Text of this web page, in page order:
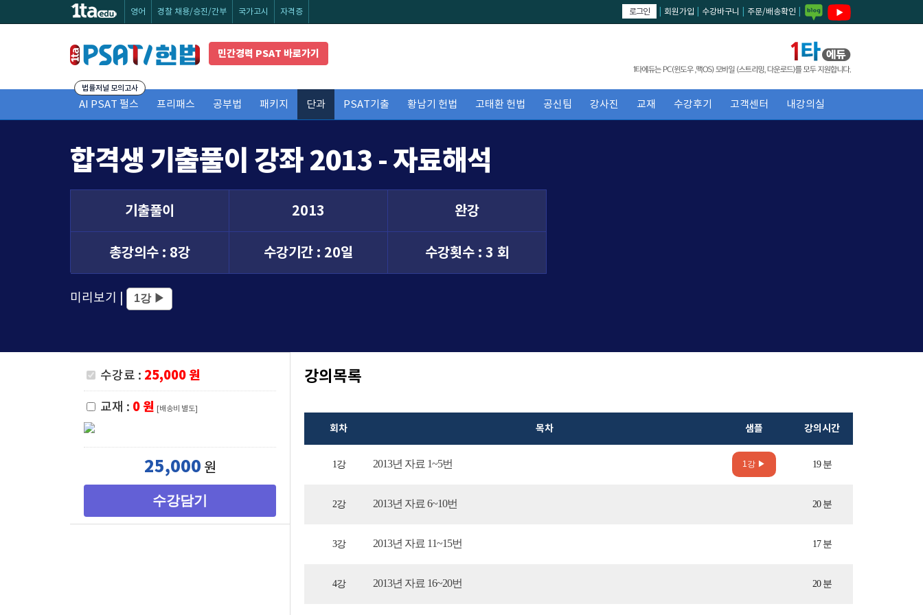
영어 경찰 채용/승진/간부 국가고시 자격증 로그인 회원가입 수강바구니 주문/배송확인
민간경력 PSAT 바로가기
법률저널 모의고사
AI PSAT 펄스 프리패스 공부법 패키지 단과 PSAT기출 황남기 헌법 고태환 헌법 공신팀 강사진 교재 수강후기 고객센터 내강의실
합격생 기출풀이 강좌 2013 - 자료해석
기출풀이 2013 완강
총강의수 : 8강 수강기간 : 20일 수강횟수 : 3 회
미리보기 | 1강 ▶
수강료 : 25,000 원
교재 : 0 원 [배송비 별도]
25,000 원
수강담기
강의목록
회차 목차 샘플 강의시간
1강 2013년 자료 1~5번 1강 ▶ 19 분
2강 2013년 자료 6~10번 20 분
3강 2013년 자료 11~15번 17 분
4강 2013년 자료 16~20번 20 분